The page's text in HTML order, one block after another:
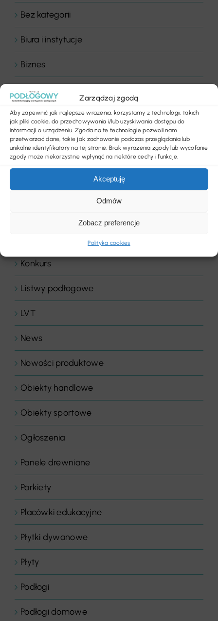
Zarządzaj zgodą
Aby zapewnić jak najlepsze wrażenia, korzystamy z technologii, takich
jak pliki cookie, do przechowywania i/lub uzyskiwania dostępu do
informacji o urządzeniu. Zgoda na te technologie pozwoli nam
przetwarzać dane, takie jak zachowanie podczas przeglądania lub
unikalne identyfikatory na tej stronie. Brak wyrażenia zgody lub wycofanie
zgody może niekorzystnie wpłynąć na niektóre cechy i funkcje.
Akceptuję
Odmów
Zobacz preferencje
Polityka cookies
Bez kategorii
Biura i instytucje
Biznes
Chemia budowlana
Floor Expert Arbiton
Gastronomia
Inspiracje
Konkurs
Listwy podłogowe
LVT
News
Nowości produktowe
Obiekty handlowe
Obiekty sportowe
Ogłoszenia
Panele drewniane
Parkiety
Placówki edukacyjne
Płytki dywanowe
Płyty
Podłogi
Podłogi domowe